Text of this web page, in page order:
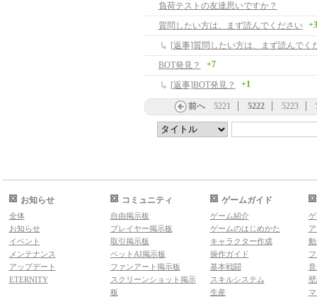
負荷テストの友達思いですか？
質問したい方は、まず読んでください
+3
[返事]質問したい方は、まず読んでく
BOT発見？
+7
[返事]BOT発見？ +1
前へ 5221 5222 5223
お知らせ
全体
お知らせ
イベント
メンテナンス
アップデート
ETERNITY
コミュニティ
自由掲示板
プレイヤー掲示板
取引掲示板
ペットAI掲示板
ファンアート掲示板
スクリーンショット掲示
板
ゲームガイド
ゲーム紹介
ゲームのはじめかた
キャラクター作成
操作ガイド
基本戦闘
スキルシステム
生産